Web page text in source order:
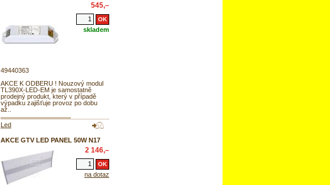
545,–
skladem
49440363
AKCE K ODBERU ! Nouzový modul
TL390X-LED-EM je samostatně
prodejný produkt, který v případě
výpadku zajišťuje provoz po dobu
až..
Led
AKCE GTV LED PANEL 50W N17
2 146,–
na dotaz